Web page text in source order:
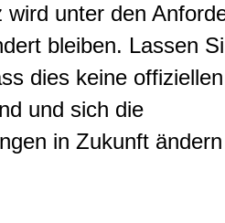
wird unter den
bleiben. Lassen
dies keine offiziellen
und sich die
in Zukunft